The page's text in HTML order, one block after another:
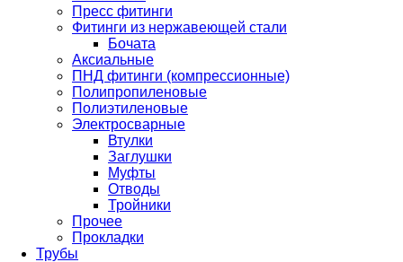
Пресс фитинги
Фитинги из нержавеющей стали
Бочата
Аксиальные
ПНД фитинги (компрессионные)
Полипропиленовые
Полиэтиленовые
Электросварные
Втулки
Заглушки
Муфты
Отводы
Тройники
Прочее
Прокладки
Трубы